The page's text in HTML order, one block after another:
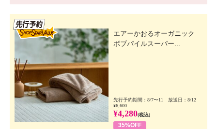
エアーかおるオーガニック
ボブパイルスーパー...
先行予約期間：8/7〜11 放送日：8/12
¥6,600
¥4,280(税込)
35%OFF